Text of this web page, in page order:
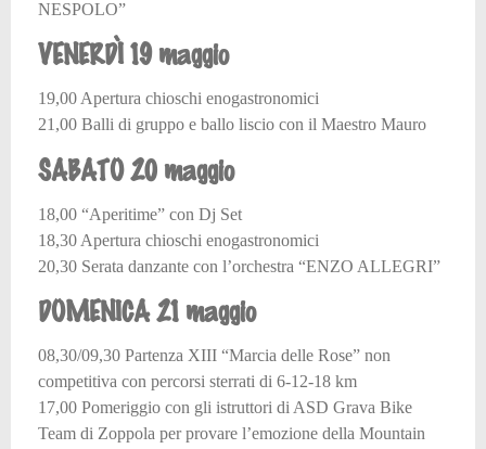
NESPOLO”
VENERDÌ 19 maggio
19,00 Apertura chioschi enogastronomici
21,00 Balli di gruppo e ballo liscio con il Maestro Mauro
SABATO 20 maggio
18,00 “Aperitime” con Dj Set
18,30 Apertura chioschi enogastronomici
20,30 Serata danzante con l’orchestra “ENZO ALLEGRI”
DOMENICA 21 maggio
08,30/09,30 Partenza XIII “Marcia delle Rose” non
competitiva con percorsi sterrati di 6-12-18 km
17,00 Pomeriggio con gli istruttori di ASD Grava Bike
Team di Zoppola per provare l’emozione della Mountain